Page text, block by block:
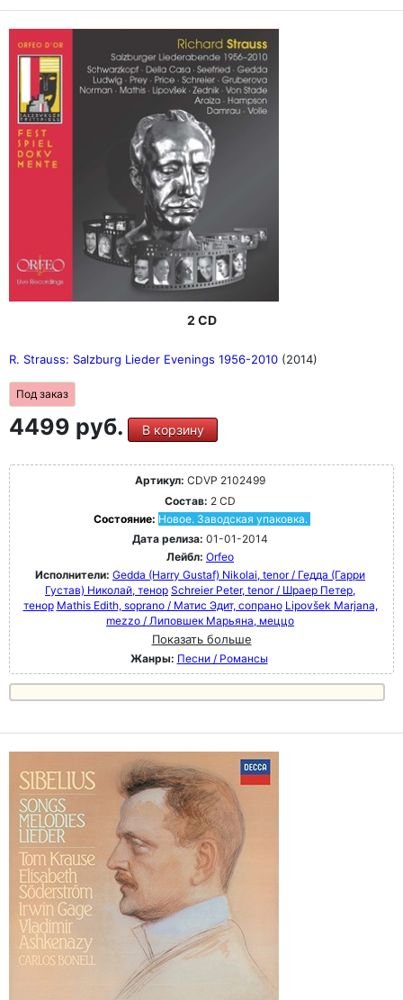
2 CD
R. Strauss: Salzburg Lieder Evenings 1956-2010 (2014)
Под заказ
4499 руб. В корзину
Артикул: CDVP 2102499
Состав: 2 CD
Состояние: Новое. Заводская упаковка.
Дата релиза: 01-01-2014
Лейбл: Orfeo
Исполнители: Gedda (Harry Gustaf) Nikolai, tenor / Гедда (Гарри
Густав) Николай, тенор Schreier Peter, tenor / Шраер Петер,
тенор Mathis Edith, soprano / Матис Эдит, сопрано Lipovšek Marjana,
mezzo / Липовшек Марьяна, меццо
Показать больше
Жанры: Песни / Романсы